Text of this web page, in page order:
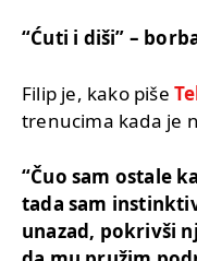
“Ćuti i diši” –
Filip je, kako piše
trenucima kada je
“Čuo sam ostale
tada sam
unazad, pokrivši